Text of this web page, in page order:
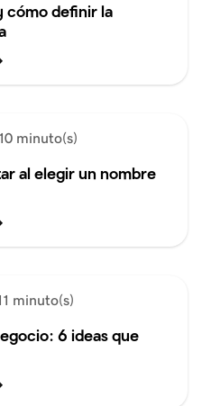
cómo definir la
minuto(s)
al elegir un nombre
minuto(s)
6 ideas que